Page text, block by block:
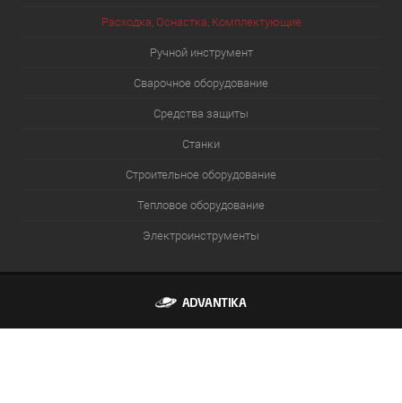
Расходка, Оснастка, Комплектующие
Ручной инструмент
Сварочное оборудование
Средства защиты
Станки
Строительное оборудование
Тепловое оборудование
Электроинструменты